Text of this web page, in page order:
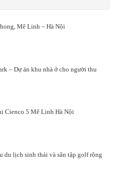
Mê Linh – Hà Nội
– Dự án khu nhà ở cho người thu
Cienco 5 Mê Linh Hà Nội
du lịch sinh thái và sân tập golf rộng